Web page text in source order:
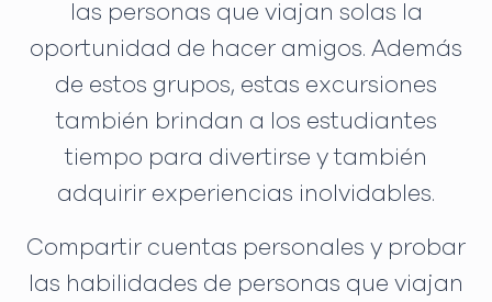
las personas que viajan solas la
oportunidad de hacer amigos. Además
de estos grupos, estas excursiones
también brindan a los estudiantes
tiempo para divertirse y también
adquirir experiencias inolvidables.
Compartir cuentas personales y probar
las habilidades de personas que viajan